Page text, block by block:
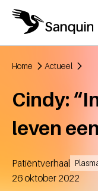
Overslaan en naar de
Home Actueel
Cindy:
leven
Patiëntverhaal
Aangemaakt
26 oktober 2022